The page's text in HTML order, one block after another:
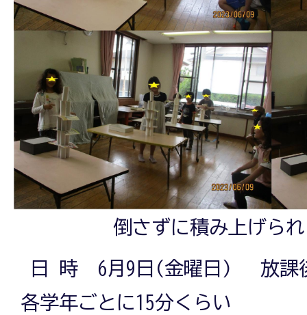
倒さずに積み上げら
日 時 6月9日(金曜日) 放課
各学年ごとに15分くらい